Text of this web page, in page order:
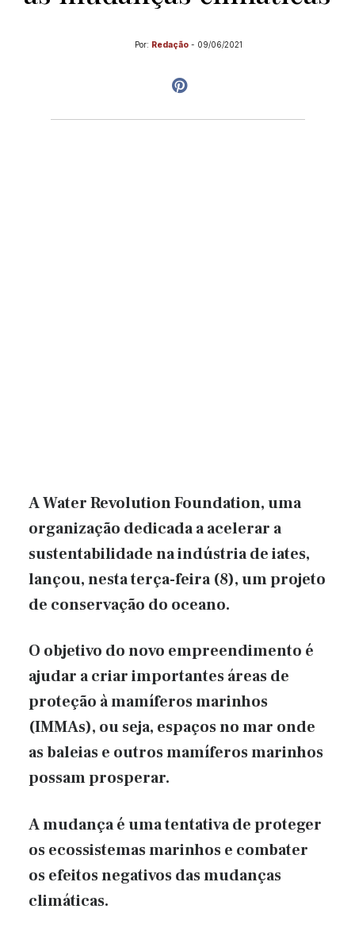
Por: Redação - 09/06/2021
A Water Revolution Foundation, uma
organização dedicada a acelerar a
sustentabilidade na indústria de iates,
lançou, nesta terça-feira (8), um projeto
de conservação do oceano.
O objetivo do novo empreendimento é
ajudar a criar importantes áreas de
proteção à mamíferos marinhos
(IMMAs), ou seja, espaços no mar onde
as baleias e outros mamíferos marinhos
possam prosperar.
A mudança é uma tentativa de proteger
os ecossistemas marinhos e combater
os efeitos negativos das mudanças
climáticas.